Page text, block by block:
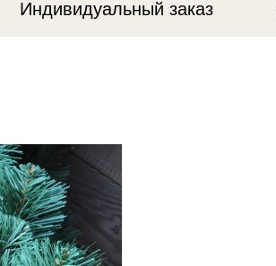
Индивидуальный заказ